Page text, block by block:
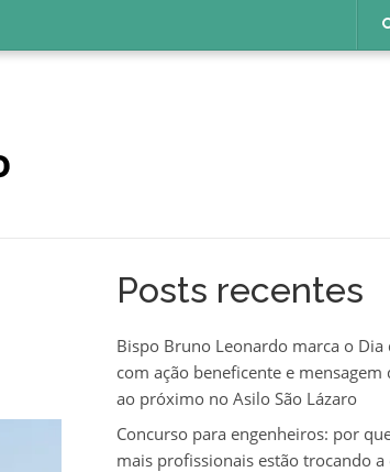
Posts recentes
Bispo Bruno Leonardo marca o Dia
com ação beneficente e mensagem
ao próximo no Asilo São Lázaro
Concurso para engenheiros: por
mais profissionais estão trocando a